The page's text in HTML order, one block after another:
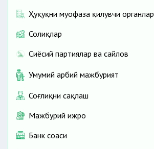
Ҳуқуқни муҳофаза қилувчи органлар
Солиқлар
Сиёсий партиялар ва сайлов
Умумий ҳарбий мажбурият
Соғлиқни сақлаш
Мажбурий ижро
Банк соҳаси